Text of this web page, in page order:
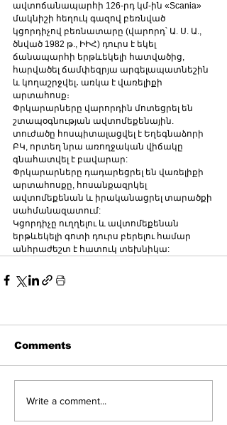
ավտոճանապարհի 126-րդ կմ-ին «Scania»
մակնիշի հեղուկ գազով բեռնված
կցորդիչով բեռնատարը (վարորդ՝ Ա. Ս. Ա.,
ծնված 1982 թ., ԻԻՀ) դուրս է եկել
ճանապարհի երթևեկելի հատվածից,
հարվածել ճամփեզրյա արգելապատնեշին
և կողաշրջվել․ առկա է վառելիքի
արտահոսք։
Փրկարարները վարորդին մոտեցրել են
շտապօգնության ավտոմեքենային.
տուժածը հոսպիտալացվել է Եղեգնաձորի
ԲԿ, որտեղ նրա առողջական վիճակը
գնահատվել է բավարար:
Փրկարարները դադարեցրել են վառելիքի
արտահոսքը, հոսանքազրկել
ավտոմեքենան և իրականացրել տարածքի
սահմանազատում:
Կցորդիչը ուղղելու և ավտոմեքենան
երթևեկելի գոտի դուրս բերելու համար
անհրաժեշտ է հատուկ տեխնիկա:
Comments
Write a comment...